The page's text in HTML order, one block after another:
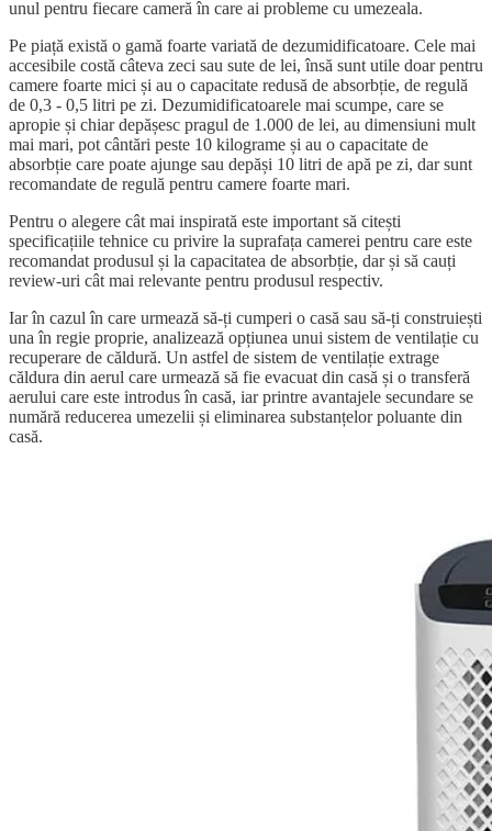
unul pentru fiecare cameră în care ai probleme cu umezeala.
Pe piață există o gamă foarte variată de dezumidificatoare. Cele mai
accesibile costă câteva zeci sau sute de lei, însă sunt utile doar pentru
camere foarte mici și au o capacitate redusă de absorbție, de regulă
de 0,3 - 0,5 litri pe zi. Dezumidificatoarele mai scumpe, care se
apropie și chiar depășesc pragul de 1.000 de lei, au dimensiuni mult
mai mari, pot cântări peste 10 kilograme și au o capacitate de
absorbție care poate ajunge sau depăși 10 litri de apă pe zi, dar sunt
recomandate de regulă pentru camere foarte mari.
Pentru o alegere cât mai inspirată este important să citești
specificațiile tehnice cu privire la suprafața camerei pentru care este
recomandat produsul și la capacitatea de absorbție, dar și să cauți
review-uri cât mai relevante pentru produsul respectiv.
Iar în cazul în care urmează să-ți cumperi o casă sau să-ți construiești
una în regie proprie, analizează opțiunea unui sistem de ventilație cu
recuperare de căldură. Un astfel de sistem de ventilație extrage
căldura din aerul care urmează să fie evacuat din casă și o transferă
aerului care este introdus în casă, iar printre avantajele secundare se
numără reducerea umezelii și eliminarea substanțelor poluante din
casă.